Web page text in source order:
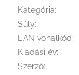
Kategória:
Súly:
EAN vonalkód:
Kiadási év:
Szerző: